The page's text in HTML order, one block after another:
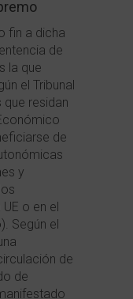
fin a dicha
de
la que
el Tribunal
residan
de
y
o en el
Según el
de
de